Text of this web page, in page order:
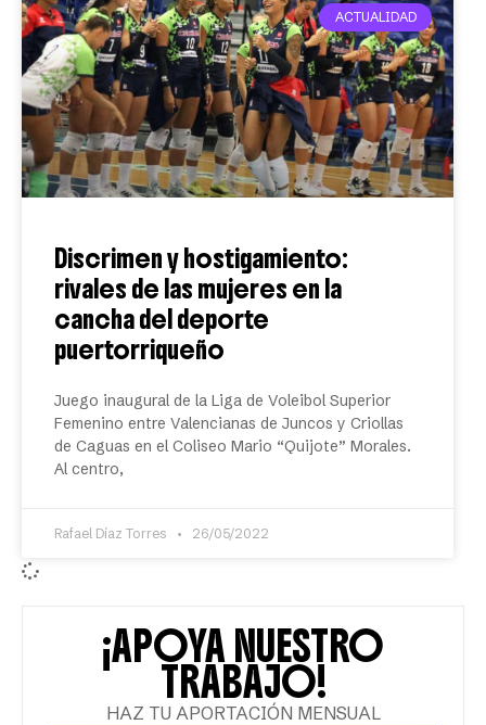
ACTUALIDAD
Discrimen y hostigamiento:
rivales de las mujeres en la
cancha del deporte
puertorriqueño
Juego inaugural de la Liga de Voleibol Superior
Femenino entre Valencianas de Juncos y Criollas
de Caguas en el Coliseo Mario “Quijote” Morales.
Al centro,
Rafael Díaz Torres 26/05/2022
¡APOYA NUESTRO
TRABAJO!
HAZ TU APORTACIÓN MENSUAL